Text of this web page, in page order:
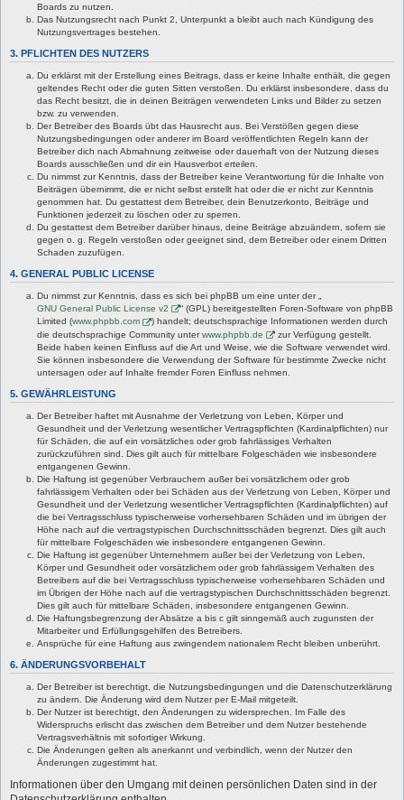
Boards zu nutzen.
Das Nutzungsrecht nach Punkt 2, Unterpunkt a bleibt auch nach Kündigung des
Nutzungsvertrages bestehen.
3. PFLICHTEN DES NUTZERS
Du erklärst mit der Erstellung eines Beitrags, dass er keine Inhalte enthält, die gegen
geltendes Recht oder die guten Sitten verstoßen. Du erklärst insbesondere, dass du
das Recht besitzt, die in deinen Beiträgen verwendeten Links und Bilder zu setzen
bzw. zu verwenden.
Der Betreiber des Boards übt das Hausrecht aus. Bei Verstößen gegen diese
Nutzungsbedingungen oder anderer im Board veröffentlichten Regeln kann der
Betreiber dich nach Abmahnung zeitweise oder dauerhaft von der Nutzung dieses
Boards ausschließen und dir ein Hausverbot erteilen.
Du nimmst zur Kenntnis, dass der Betreiber keine Verantwortung für die Inhalte von
Beiträgen übernimmt, die er nicht selbst erstellt hat oder die er nicht zur Kenntnis
genommen hat. Du gestattest dem Betreiber, dein Benutzerkonto, Beiträge und
Funktionen jederzeit zu löschen oder zu sperren.
Du gestattest dem Betreiber darüber hinaus, deine Beiträge abzuändern, sofern sie
gegen o. g. Regeln verstoßen oder geeignet sind, dem Betreiber oder einem Dritten
Schaden zuzufügen.
4. GENERAL PUBLIC LICENSE
Du nimmst zur Kenntnis, dass es sich bei phpBB um eine unter der „
GNU General Public License v2
“ (GPL) bereitgestellten Foren-Software von phpBB
Limited (www.phpbb.com
) handelt; deutschsprachige Informationen werden durch
die deutschsprachige Community unterwww.phpbb.de
zur Verfügung gestellt.
Beide haben keinen Einfluss auf die Art und Weise, wie die Software verwendet wird.
Sie können insbesondere die Verwendung der Software für bestimmte Zwecke nicht
untersagen oder auf Inhalte fremder Foren Einfluss nehmen.
5. GEWÄHRLEISTUNG
Der Betreiber haftet mit Ausnahme der Verletzung von Leben, Körper und
Gesundheit und der Verletzung wesentlicher Vertragspflichten (Kardinalpflichten) nur
für Schäden, die auf ein vorsätzliches oder grob fahrlässiges Verhalten
zurückzuführen sind. Dies gilt auch für mittelbare Folgeschäden wie insbesondere
entgangenen Gewinn.
Die Haftung ist gegenüber Verbrauchern außer bei vorsätzlichem oder grob
fahrlässigem Verhalten oder bei Schäden aus der Verletzung von Leben, Körper und
Gesundheit und der Verletzung wesentlicher Vertragspflichten (Kardinalpflichten) auf
die bei Vertragsschluss typischerweise vorhersehbaren Schäden und im übrigen der
Höhe nach auf die vertragstypischen Durchschnittsschäden begrenzt. Dies gilt auch
für mittelbare Folgeschäden wie insbesondere entgangenen Gewinn.
Die Haftung ist gegenüber Unternehmern außer bei der Verletzung von Leben,
Körper und Gesundheit oder vorsätzlichem oder grob fahrlässigem Verhalten des
Betreibers auf die bei Vertragsschluss typischerweise vorhersehbaren Schäden und
im Übrigen der Höhe nach auf die vertragstypischen Durchschnittsschäden begrenzt.
Dies gilt auch für mittelbare Schäden, insbesondere entgangenen Gewinn.
Die Haftungsbegrenzung der Absätze a bis c gilt sinngemäß auch zugunsten der
Mitarbeiter und Erfüllungsgehilfen des Betreibers.
Ansprüche für eine Haftung aus zwingendem nationalem Recht bleiben unberührt.
6. ÄNDERUNGSVORBEHALT
Der Betreiber ist berechtigt, die Nutzungsbedingungen und die Datenschutzerklärung
zu ändern. Die Änderung wird dem Nutzer per E-Mail mitgeteilt.
Der Nutzer ist berechtigt, den Änderungen zu widersprechen. Im Falle des
Widerspruchs erlischt das zwischen dem Betreiber und dem Nutzer bestehende
Vertragsverhältnis mit sofortiger Wirkung.
Die Änderungen gelten als anerkannt und verbindlich, wenn der Nutzer den
Änderungen zugestimmt hat.
Informationen über den Umgang mit deinen persönlichen Daten sind in der